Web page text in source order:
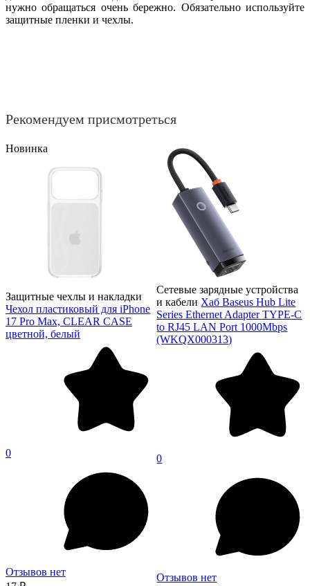
нужно обращаться очень бережно. Обязательно используйте
защитные пленки и чехлы.
Рекомендуем присмотреться
Новинка
Защитные чехлы и накладки
Чехол пластиковый для iPhone
17 Pro Max, CLEAR CASE
цветной, белый
0
Отзывов нет
Сетевые зарядные устройства
и кабели Хаб Baseus Hub Lite
Series Ethernet Adapter TYPE-C
to RJ45 LAN Port 1000Mbps
(WKQX000313)
0
Отзывов нет